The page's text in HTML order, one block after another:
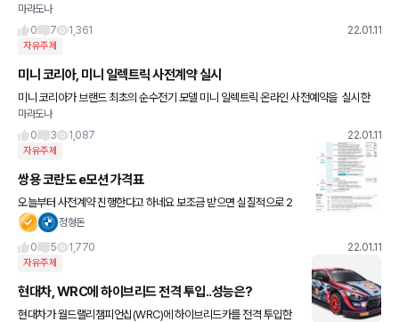
디폭스바겐코리아(AVK)에 벌금 11억원이 확정됐다.
마라도나
0
7 1,361 22.01.11
자유주제
미니 코리아, 미니 일렉트릭 사전계약 실시
미니 코리아가 브랜드 최초의 순수전기 모델 미니 일렉트릭 온라인 사전예약을 실시한
다.
마라도나
0
3 1,087 22.01.11
자유주제
쌍용 코란도 e모션 가격표
오늘부터 사전계약 진행한다고 하네요 보조금 받으면 실질적으로 2
천만원 후반부터 3천만원 중후반으로 떨어질 거 같습니다. 뭐 그럭저
정형돈
0
5 1,770 22.01.11
자유주제
현대차, WRC에 하이브리드 전격 투입..성능은?
현대차가 월드랠리챔피언십(WRC)에 하이브리드카를 전격 투입한